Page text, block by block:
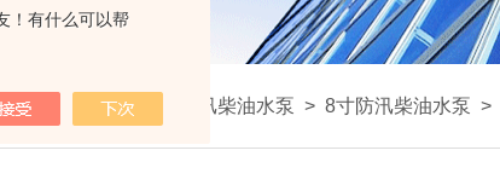
！有什么可以帮
首页 产品展示 防汛柴油水泵 > 8寸防汛柴油水泵 >